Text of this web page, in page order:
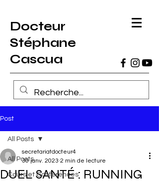
Docteur
Stéphane
Cascua
Post
All Posts
Cours et Conférences
All Posts
DUEL SANTÉ : RUNNING
secretariatdocteur4
30 janv. 2023 2 min de lecture